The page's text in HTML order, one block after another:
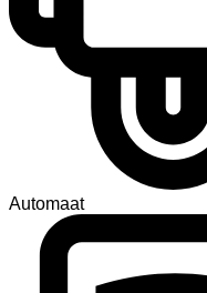
Automaat